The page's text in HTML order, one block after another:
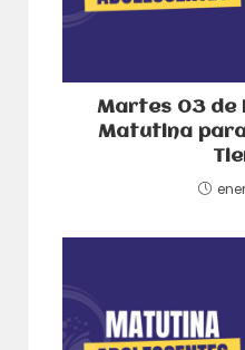
Martes 03 de
Matutina para